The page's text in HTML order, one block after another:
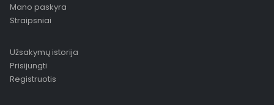
Mano paskyra
Straipsniai
Užsakymų istorija
Prisijungti
Registruotis